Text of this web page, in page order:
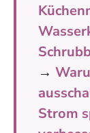
→
Strom